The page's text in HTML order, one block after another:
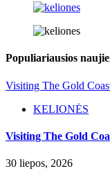
Populiariausios
Visiting The Gold
KELIONĖS
Visiting The Gold
30 liepos, 2026